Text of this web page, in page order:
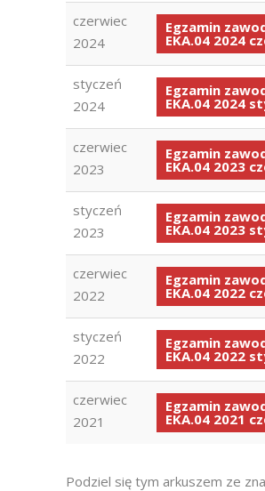
czerwiec
2024
Egzamin
EKA.04 2024
styczeń
2024
Egzamin
EKA.04 2024
czerwiec
2023
Egzamin
EKA.04 2023
styczeń
2023
Egzamin
EKA.04 2023
czerwiec
2022
Egzamin
EKA.04 2022
styczeń
2022
Egzamin
EKA.04 2022
czerwiec
2021
Egzamin
EKA.04 2021
Podziel się tym arkuszem ze